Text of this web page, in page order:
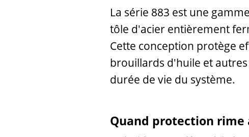
La série 883 est une
tôle d'acier entièrement
Cette conception protège
brouillards d'huile et
durée de vie du système.
Quand protection